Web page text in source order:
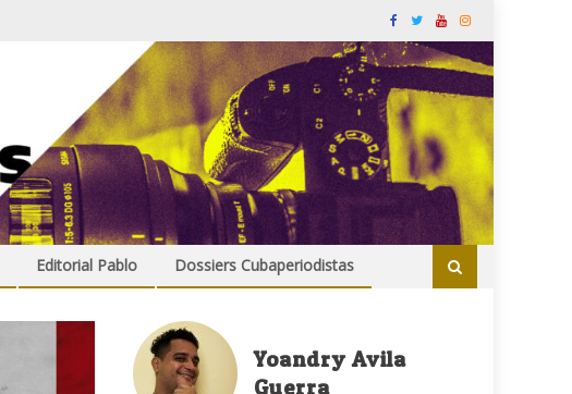
Editorial Pablo Dossiers Cubaperiodistas
Yoandry Avila
Guerra